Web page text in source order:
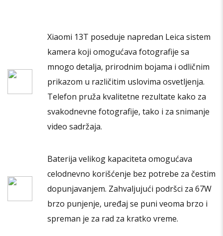
izabrane
na
stranici
proizvoda.
Xiaomi 13T poseduje napredan Leica sistem
kamera koji omogućava fotografije sa
mnogo detalja, prirodnim bojama i odličnim
prikazom u različitim uslovima osvetljenja.
Telefon pruža kvalitetne rezultate kako za
svakodnevne fotografije, tako i za snimanje
video sadržaja.
Baterija velikog kapaciteta omogućava
celodnevno korišćenje bez potrebe za čestim
dopunjavanjem. Zahvaljujući podršci za 67W
brzo punjenje, uređaj se puni veoma brzo i
spreman je za rad za kratko vreme.